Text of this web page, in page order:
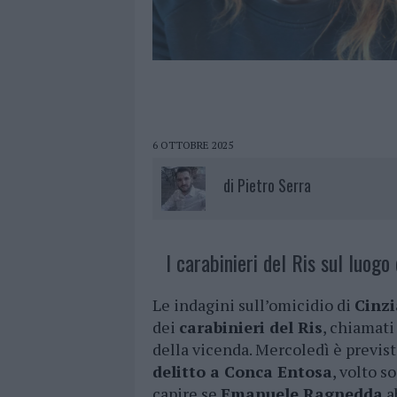
6 OTTOBRE 2025
di Pietro Serra
I carabinieri del Ris sul luogo
Le indagini sull’omicidio di
dei carabinieri del Ris,
della vicenda. Mercoledì è
delitto a Conca Entosa, volto